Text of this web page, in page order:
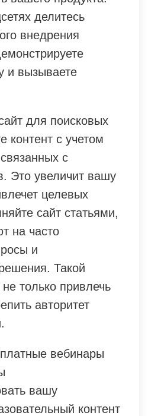
делитесь
внедрения
и вызываете
для поисковых
контент с учетом
с
Это увеличит вашу
целевых
сайт статьями,
на часто
и
Такой
только привлечь
авторитет
вебинары
вашу
контент